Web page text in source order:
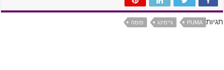
תגיות PUMA גיימינג פומה